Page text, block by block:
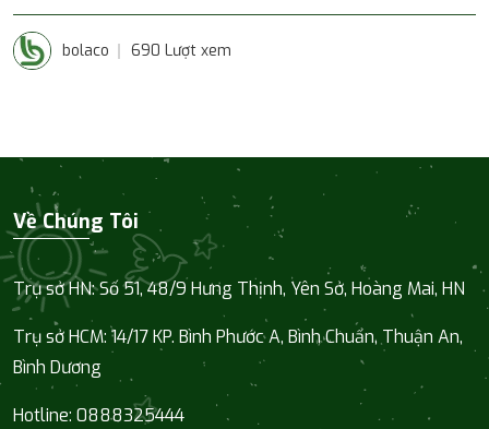
bolaco 690 Lượt xem
Về Chúng Tôi
Trụ sở HN: Số 51, 48/9 Hưng Thịnh, Yên Sở, Hoàng Mai, HN
Trụ sở HCM: 14/17 KP. Bình Phước A, Bình Chuẩn, Thuận An,
Bình Dương
Hotline: 0888325444